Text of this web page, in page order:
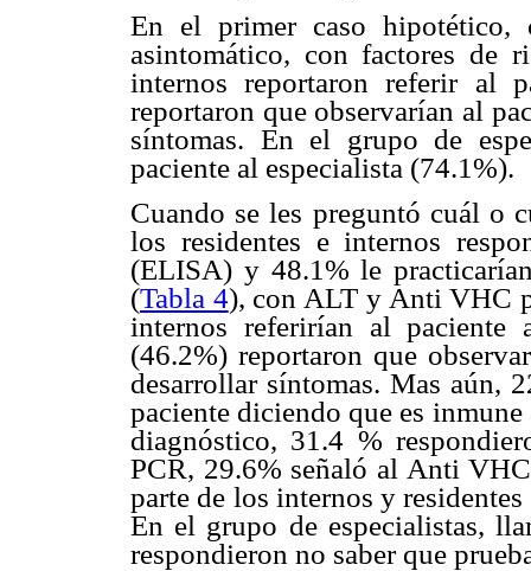
En el primer caso
asintomático, con factores de
internos reportaron referir al
reportaron que observarían al
síntomas. En el grupo de
paciente al especialista (74.1%).
Cuando se les preguntó cuál o
los residentes e internos
(ELISA) y 48.1% le
(Tabla 4), con ALT y Anti VHC
internos referirían al paciente
(46.2%) reportaron que
desarrollar síntomas. Mas aún,
paciente diciendo que es
diagnóstico, 31.4 %
PCR, 29.6% señaló al Anti
parte de los internos y
En el grupo de especialistas,
respondieron no saber que